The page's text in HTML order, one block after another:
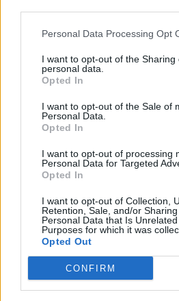
Personal Data Processing Opt
I want to opt-out of the Sharing
personal data.
Opted In
I want to opt-out of the Sale of
Personal Data.
Opted In
I want to opt-out of processing
Personal Data for Targeted
Opted In
I want to opt-out of Collection,
Retention, Sale, and/or
Personal Data that Is
Purposes for which it was
Opted Out
CONFIRM
10 Ottobre 2017
6
In
Tortona, pensionata
grave e ciclista in
prognosi riservata per
due incidenti stradali
4 Agosto 2016
In "Prima Pagina (AL)"